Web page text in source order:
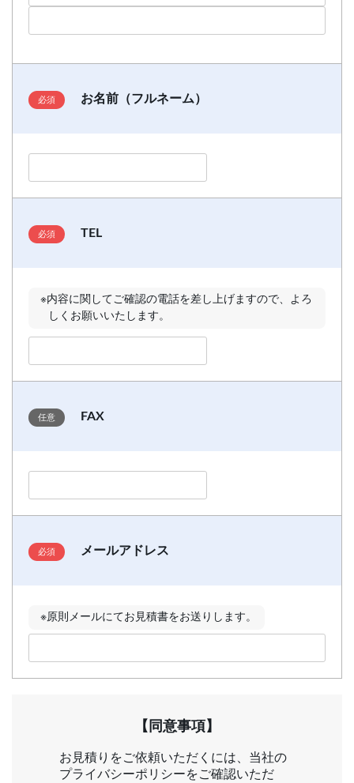
お名前（フルネーム）
TEL
※内容に関してご確認の電話を差し上げますので、よろ
しくお願いいたします。
FAX
メールアドレス
※原則メールにてお見積書をお送りします。
【同意事項】
お見積りをご依頼いただくには、当社の
プライバシーポリシーをご確認いただ